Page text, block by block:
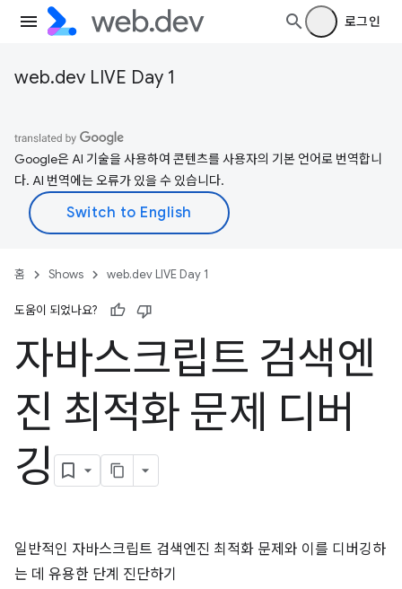
로그인
web.dev LIVE Day 1
Google은 AI 기술을 사용하여 콘텐츠를 사용자의 기본 언어로 번역합니
다. AI 번역에는 오류가 있을 수 있습니다.
홈 Shows web.dev LIVE Day 1
도움이 되었나요?
자바스크립트 검색엔
진 최적화 문제 디버
깅
일반적인 자바스크립트 검색엔진 최적화 문제와 이를 디버깅하
는 데 유용한 단계 진단하기